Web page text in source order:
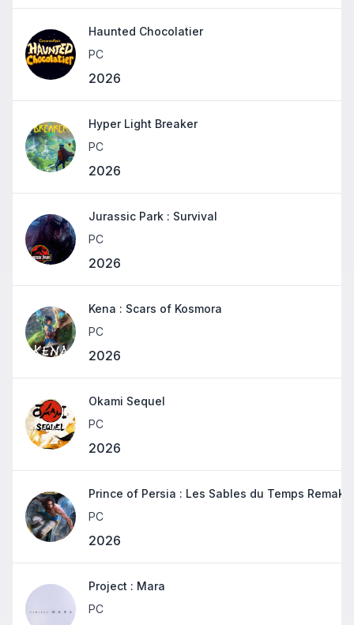
Haunted Chocolatier
PC
2026
Hyper Light Breaker
PC
2026
Jurassic Park : Survival
PC
2026
Kena : Scars of Kosmora
PC
2026
Okami Sequel
PC
2026
Prince of Persia : Les Sables du Temps Remake
PC
2026
Project : Mara
PC